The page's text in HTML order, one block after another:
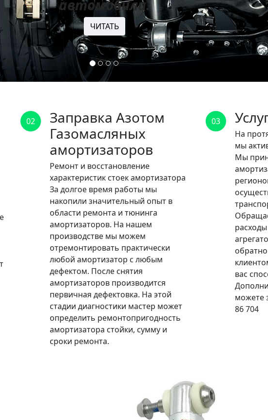
автомобили.
ЧИТАТЬ
02
Заправка Азотом
Газомасляных
амортизаторов
Ремонт и восстановление
характеристик стоек амортизатора
За долгое время работы мы
накопили значительный опыт в
области ремонта и тюнинга
амортизаторов. На нашем
производстве мы можем
отремонтировать практически
любой амортизатор с любым
дефектом. После снятия
амортизаторов производится
первичная дефектовка. На этой
стадии диагностики мастер может
определить ремонтопригодность
амортизатора стойки, сумму и
сроки ремонта.
03
На
мы
Мы
вас
можете
86 704